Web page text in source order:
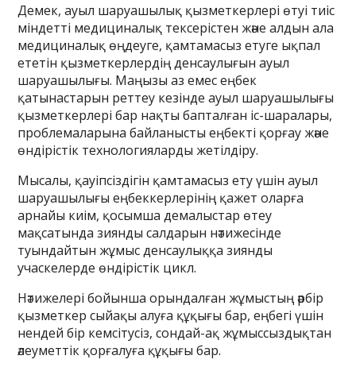
Демек, ауыл шаруашылық қызметкерлері өтуі тиіс
міндетті медициналық тексерістен және алдын ала
медициналық өңдеуге, қамтамасыз етуге ықпал
ететін қызметкерлердің денсаулығын ауыл
шаруашылығы. Маңызы аз емес еңбек
қатынастарын реттеу кезінде ауыл шаруашылығы
қызметкерлері бар нақты бапталған іс-шаралары,
проблемаларына байланысты еңбекті қорғау және
өндірістік технологияларды жетілдіру.
Мысалы, қауіпсіздігін қамтамасыз ету үшін ауыл
шаруашылығы еңбеккерлерінің қажет оларға
арнайы киім, қосымша демалыстар өтеу
мақсатында зиянды салдарын нәтижесінде
туындайтын жұмыс денсаулыққа зиянды
учаскелерде өндірістік цикл.
Нәтижелері бойынша орындалған жұмыстың әрбір
қызметкер сыйақы алуға құқығы бар, еңбегі үшін
нендей бір кемсітусіз, сондай-ақ жұмыссыздықтан
әлеуметтік қорғалуға құқығы бар.